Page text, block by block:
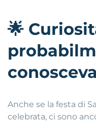
🌟
Anche se la festa di
celebrata, ci sono